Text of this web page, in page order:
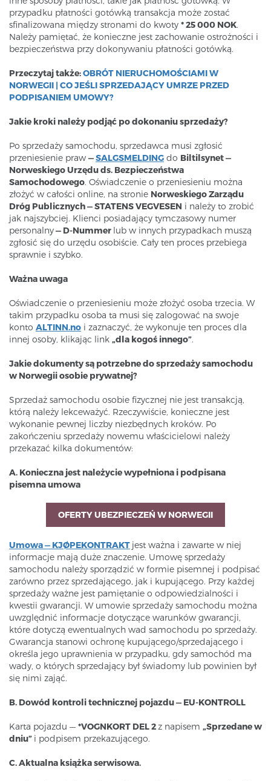
przypadku płatności gotówką transakcja może zostać
sfinalizowana między stronami do kwoty * 25 000 NOK.
Należy pamiętać, że konieczne jest zachowanie ostrożności i
bezpieczeństwa przy dokonywaniu płatności gotówką.
Przeczytaj także:OBRÓT NIERUCHOMOŚCIAMI W
NORWEGII | CO JEŚLI SPRZEDAJĄCY UMRZE PRZED
PODPISANIEM UMOWY?
Jakie kroki należy podjąć po dokonaniu sprzedaży?
Po sprzedaży samochodu, sprzedawca musi zgłosić
przeniesienie praw —SALGSMELDING do Biltilsynet —
Norweskiego Urzędu ds. Bezpieczeństwa
Samochodowego. Oświadczenie o przeniesieniu można
złożyć w całości online, na stronie Norweskiego Zarządu
Dróg Publicznych— STATENS VEGVESEN i należy to zrobić
jak najszybciej. Klienci posiadający tymczasowy numer
personalny— D-Nummer lub w innych przypadkach muszą
zgłosić się do urzędu osobiście. Cały ten proces przebiega
sprawnie i szybko.
Ważna uwaga
Oświadczenie o przeniesieniu może złożyć osoba trzecia. W
takim przypadku osoba ta musi się zalogować na swoje
konto ALTINN.no i zaznaczyć, że wykonuje ten proces dla
innej osoby, klikając link „dla kogoś innego”.
Jakie dokumenty są potrzebne do sprzedaży samochodu
w Norwegii osobie prywatnej?
Sprzedaż samochodu osobie fizycznej nie jest transakcją,
którą należy lekceważyć. Rzeczywiście, konieczne jest
wykonanie pewnej liczby niezbędnych kroków. Po
zakończeniu sprzedaży nowemu właścicielowi należy
przekazać kilka dokumentów:
A. Konieczna jest należycie wypełniona i podpisana
pisemna umowa
OFERTY UBEZPIECZEŃ W NORWEGII
Umowa — KJØPEKONTRAKT jest ważna i zawarte w niej
informacje mają duże znaczenie. Umowę sprzedaży
samochodu należy sporządzić w formie pisemnej i podpisać
zarówno przez sprzedającego, jak i kupującego. Przy każdej
sprzedaży ważne jest pamiętanie o odpowiedzialności i
kwestii gwarancji. W umowie sprzedaży samochodu można
uwzględnić informacje dotyczące warunków gwarancji,
które dotyczą ewentualnych wad samochodu po sprzedaży.
Gwarancja stanowi ochronę kupującego/sprzedającego i
określa jego uprawnienia w przypadku, gdy samochód ma
wady, o których sprzedający był świadomy lub powinien był
się nimi zająć.
B. Dowód kontroli technicznej pojazdu — EU-KONTROLL
Karta pojazdu — *VOGNKORT DEL 2z napisem „Sprzedane w
dniu” i podpisem przekazującego.
C. Aktualna książka serwisowa.